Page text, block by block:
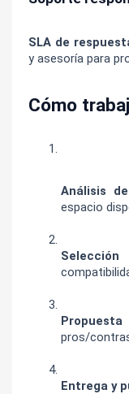
SLA de
y asesoría para
Cómo
Análisis
espacio
pros/
Entrega y